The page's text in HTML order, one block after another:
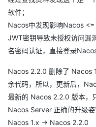
软件；
Nacos中发现影响Nacos
JWT密钥导致未授权访问漏
名密码认证，直接登录Nacos
Nacos 2.2.0 删除了 Nacos
余代码，所以，更新后，
最新的 Nacos 2.2.0 版本，
Nacos Server 正确的升级姿
Nacos 1.x -> Nacos 2.2.0